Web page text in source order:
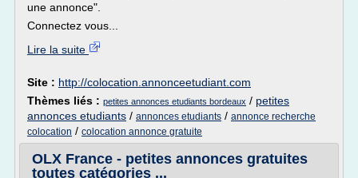
une annonce".
Connectez vous...
Lire la suite
Site : http://colocation.annonceetudiant.com
Thèmes liés : petites annonces etudiants bordeaux / petites
annonces etudiants / annonces etudiants / annonce recherche
colocation / colocation annonce gratuite
OLX France - petites annonces gratuites
toutes catégories ...